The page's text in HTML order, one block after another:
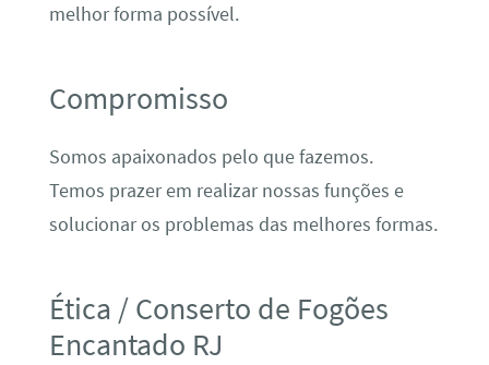
melhor forma possível.
Compromisso
Somos apaixonados pelo que fazemos.
Temos prazer em realizar nossas funções e
solucionar os problemas das melhores formas.
Ética / Conserto de Fogões
Encantado RJ